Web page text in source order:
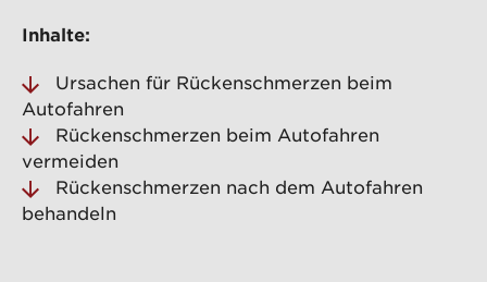
Inhalte:
Ursachen für Rückenschmerzen beim
Autofahren
Rückenschmerzen beim Autofahren
vermeiden
Rückenschmerzen nach dem Autofahren
behandeln